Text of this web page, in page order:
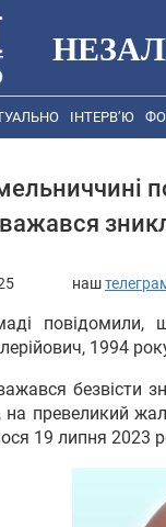
ІНТЕРВ’Ю
наш
1994
безвісти
на превеликий
19 липня 2023